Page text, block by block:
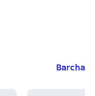
Barcha